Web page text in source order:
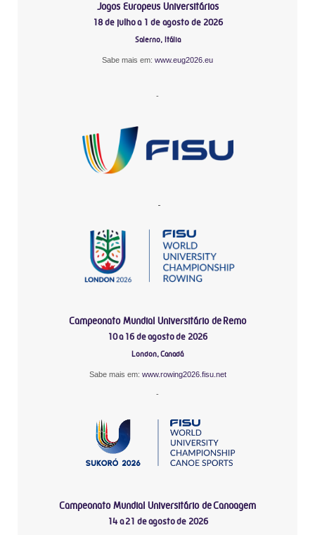
Jogos Europeus Universitários
18 de julho a 1 de agosto de 2026
Salerno, Itália
Sabe mais em: www.eug2026.eu
-
-
Campeonato Mundial Universitário de Remo
10 a 16 de agosto de 2026
London, Canadá
Sabe mais em: www.rowing2026.fisu.net
-
Campeonato Mundial Universitário de Canoagem
14 a 21 de agosto de 2026